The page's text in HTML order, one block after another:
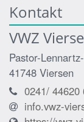
Kontakt
VWZ
Pastor-
41748 Viersen
0241/ 44620
info.vwz-